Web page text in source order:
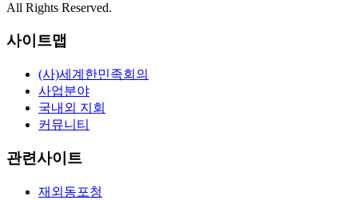
All Rights Reserved.
사이트맵
(사)세계한민족회의
사업분야
국내외 지회
커뮤니티
관련사이트
재외동포청